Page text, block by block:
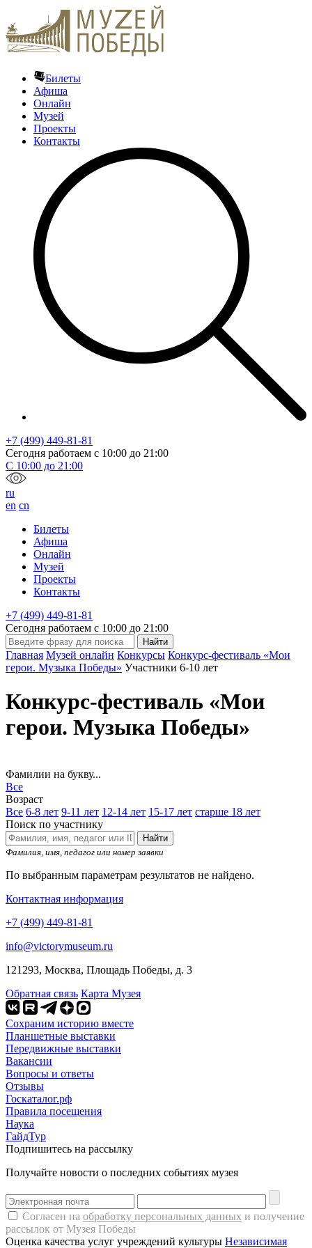
Билеты
Афиша
Онлайн
Музей
Проекты
Контакты
+7 (499) 449-81-81
Сегодня работаем с 10:00 до 21:00
С 10:00 до 21:00
ru
en cn
Билеты
Афиша
Онлайн
Музей
Проекты
Контакты
+7 (499) 449-81-81
Сегодня работаем с 10:00 до 21:00
Главная Музей онлайн Конкурсы Конкурс-фестиваль «Мои
герои. Музыка Победы» Участники 6-10 лет
Конкурс-фестиваль «Мои
герои. Музыка Победы»
Фамилии на букву...
Все
Возраст
Все 6-8 лет 9-11 лет 12-14 лет 15-17 лет старше 18 лет
Поиск по участнику
Найти
Фамилия, имя, педагог или номер заявки
По выбранным параметрам результатов не найдено.
Контактная информация
+7 (499) 449-81-81
info@victorymuseum.ru
121293, Москва, Площадь Победы, д. 3
Обратная связь Карта Музея
Сохраним историю вместе
Планшетные выставки
Передвижные выставки
Вакансии
Вопросы и ответы
Отзывы
Госкаталог.рф
Правила посещения
Наука
ГайдТур
Подпишитесь на рассылку
Получайте новости о последних событиях музея
Согласен на обработку персональных данных и получение
рассылок от Музея Победы
Оценка качества услуг учреждений культуры Независимая